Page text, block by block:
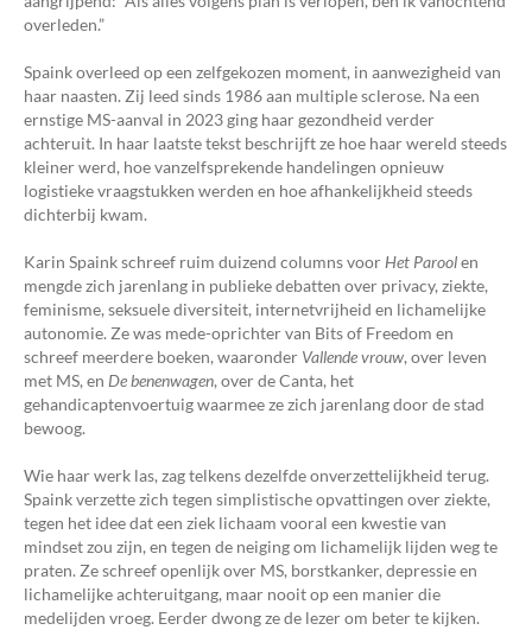
overleden.”
Spaink overleed op een zelfgekozen moment, in aanwezigheid van
haar naasten. Zij leed sinds 1986 aan multiple sclerose. Na een
ernstige MS-aanval in 2023 ging haar gezondheid verder
achteruit. In haar laatste tekst beschrijft ze hoe haar wereld steeds
kleiner werd, hoe vanzelfsprekende handelingen opnieuw
logistieke vraagstukken werden en hoe afhankelijkheid steeds
dichterbij kwam.
Karin Spaink schreef ruim duizend columns voor Het Paroolen
mengde zich jarenlang in publieke debatten over privacy, ziekte,
feminisme, seksuele diversiteit, internetvrijheid en lichamelijke
autonomie. Ze was mede-oprichter van Bits of Freedom en
schreef meerdere boeken, waaronder Vallende vrouw, over leven
met MS, en De benenwagen, over de Canta, het
gehandicaptenvoertuig waarmee ze zich jarenlang door de stad
bewoog.
Wie haar werk las, zag telkens dezelfde onverzettelijkheid terug.
Spaink verzette zich tegen simplistische opvattingen over ziekte,
tegen het idee dat een ziek lichaam vooral een kwestie van
mindset zou zijn, en tegen de neiging om lichamelijk lijden weg te
praten. Ze schreef openlijk over MS, borstkanker, depressie en
lichamelijke achteruitgang, maar nooit op een manier die
medelijden vroeg. Eerder dwong ze de lezer om beter te kijken.